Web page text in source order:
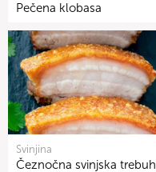
Pečena klobasa
Svinjina
Čeznočna svinjska trebuh